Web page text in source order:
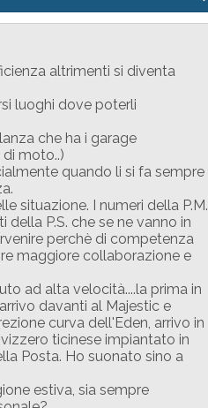
altrimenti si diventa
luoghi dove poterli
che ha i garage
moto..)
quando li si fa sempre
situazione. I numeri della P.M.
P.S. che se ne vanno in
perchè di competenza
maggiore collaborazione e
ad alta velocità....la prima in
davanti al Majestic e
curva dell'Eden, arrivo in
ticinese impiantato in
Posta. Ho suonato sino a
estiva, sia sempre